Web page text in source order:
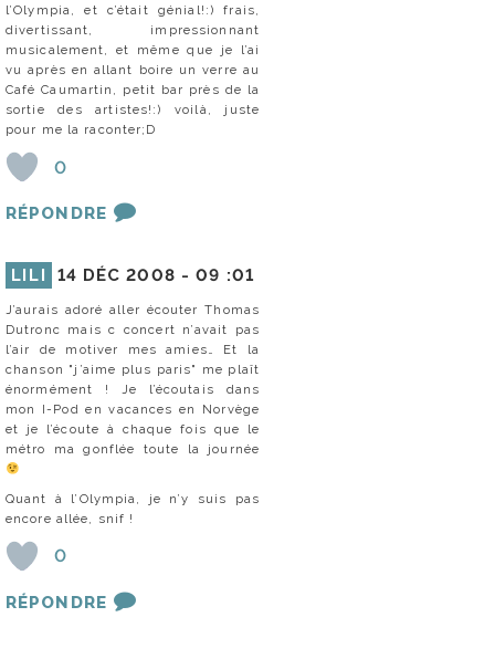
l’Olympia, et c’était génial!:) frais,
divertissant, impressionnant
musicalement, et même que je l’ai
vu après en allant boire un verre au
Café Caumartin, petit bar près de la
sortie des artistes!:) voilà, juste
pour me la raconter;D
0
RÉPONDRE
LILI 14 DÉC 2008 -09 :01
J’aurais adoré aller écouter Thomas
Dutronc mais c concert n’avait pas
l’air de motiver mes amies… Et la
chanson "j’aime plus paris" me plaît
énormément ! Je l’écoutais dans
mon I-Pod en vacances en Norvège
et je l’écoute à chaque fois que le
métro ma gonflée toute la journée
Quant à l’Olympia, je n’y suis pas
encore allée, snif !
0
RÉPONDRE